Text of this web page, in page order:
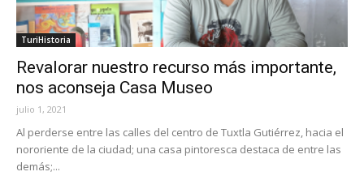
TuriHistoria
Revalorar nuestro recurso más importante,
nos aconseja Casa Museo
julio 1, 2021
Al perderse entre las calles del centro de Tuxtla Gutiérrez, hacia el
nororiente de la ciudad; una casa pintoresca destaca de entre las
demás;...